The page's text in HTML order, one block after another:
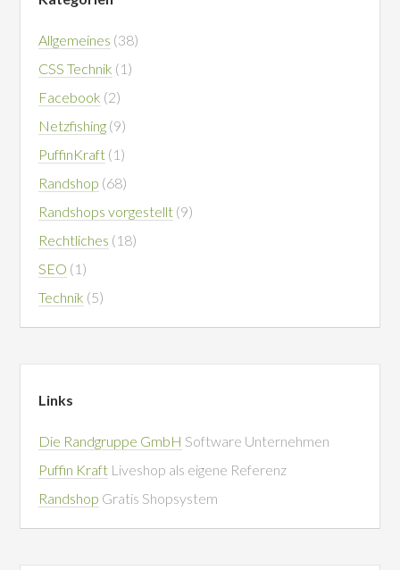
Allgemeines (38)
CSS Technik (1)
Facebook (2)
Netzfishing (9)
PuffinKraft (1)
Randshop (68)
Randshops vorgestellt (9)
Rechtliches (18)
SEO (1)
Technik (5)
Links
Die Randgruppe GmbH Software Unternehmen
Puffin Kraft Liveshop als eigene Referenz
Randshop Gratis Shopsystem